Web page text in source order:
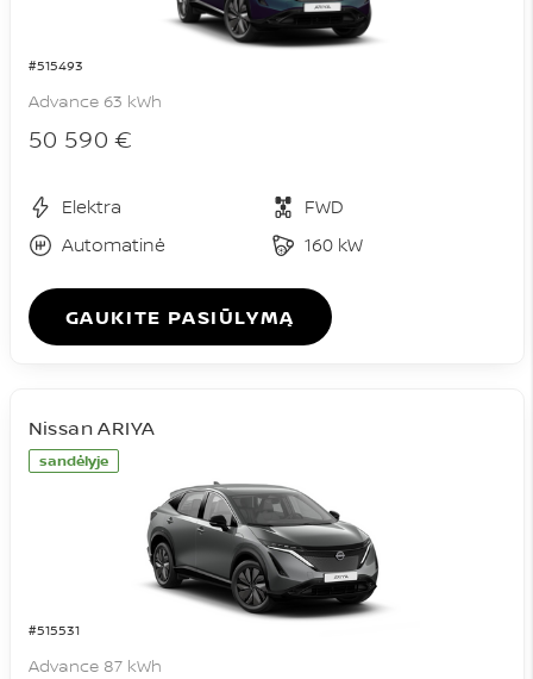
#515493
Advance 63 kWh
50 590 €
Elektra
FWD
Automatinė
160 kW
GAUKITE PASIŪLYMĄ
sandėlyje
#515531
Nissan ARIYA
Advance 87 kWh